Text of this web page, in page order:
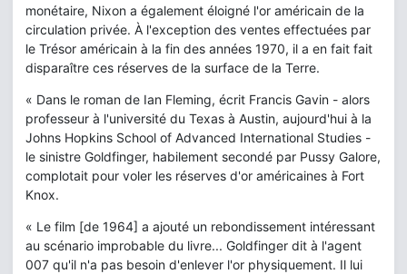
monétaire, Nixon a également éloigné l'or américain de la
circulation privée. À l'exception des ventes effectuées par
le Trésor américain à la fin des années 1970, il a en fait fait
disparaître ces réserves de la surface de la Terre.
« Dans le roman de Ian Fleming, écrit Francis Gavin - alors
professeur à l'université du Texas à Austin, aujourd'hui à la
Johns Hopkins School of Advanced International Studies -
le sinistre Goldfinger, habilement secondé par Pussy Galore,
complotait pour voler les réserves d'or américaines à Fort
Knox.
« Le film [de 1964] a ajouté un rebondissement intéressant
au scénario improbable du livre... Goldfinger dit à l'agent
007 qu'il n'a pas besoin d'enlever l'or physiquement. Il lui